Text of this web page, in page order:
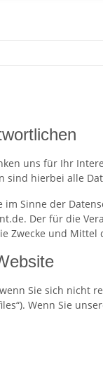
uns für Ihr
sind hierbei alle
Sinne der
Der für die
und
Sie sich
Wenn Sie